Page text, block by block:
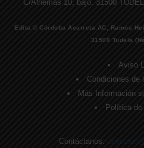
C/Alhemas 10, bajo. 31500
Edita © Córdoba Acarreta AC, Ramos
31500 Tudela
Aviso
Condiciones de
Más Información
Política de
Contáctanos: